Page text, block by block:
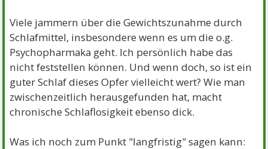
Viele jammern über die Gewichtszunahme durch
Schlafmittel, insbesondere wenn es um die o.g.
Psychopharmaka geht. Ich persönlich habe das
nicht feststellen können. Und wenn doch, so ist ein
guter Schlaf dieses Opfer vielleicht wert? Wie man
zwischenzeitlich herausgefunden hat, macht
chronische Schlaflosigkeit ebenso dick.
Was ich noch zum Punkt "langfristig" sagen kann: